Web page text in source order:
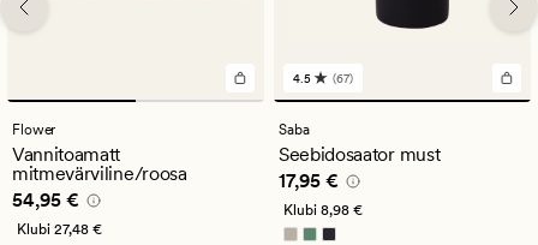
Flower
Vannitoamatt
mitmevärviline/roosa
Pris_ee 54,95 €
54,95 €
Klubi 27,48 €
67
arvustust
keskmise
hinnanguga
4.5
4.5 (67)
Saba
Seebidosaator must
Pris_ee 17,95 €
17,95 €
Klubi 8,98 €